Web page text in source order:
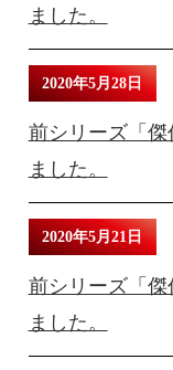
ました。
2020年5月28日
前シリーズ「
ました。
2020年5月21日
前シリーズ「
ました。